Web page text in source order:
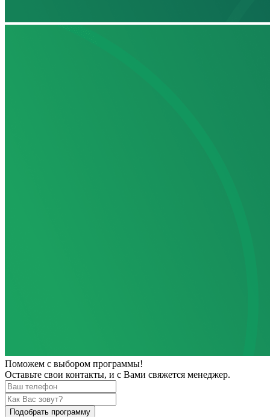
Поможем с выбором программы!
Оставьте свои контакты, и с Вами свяжется менеджер.
Подобрать программу